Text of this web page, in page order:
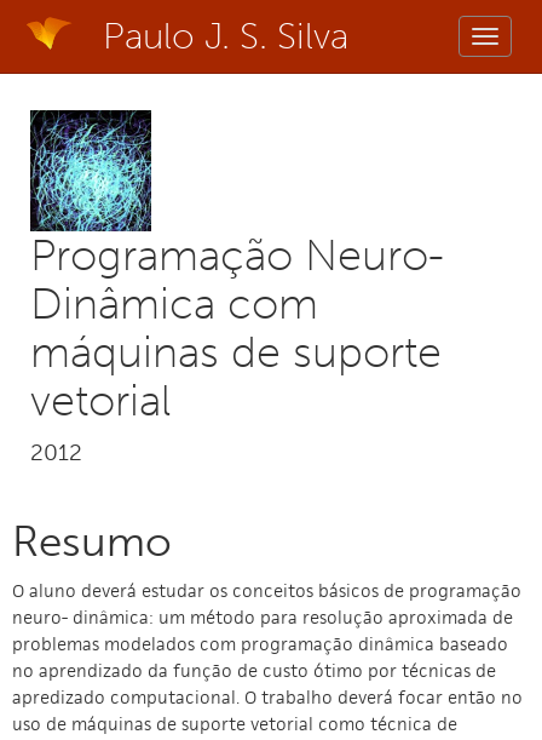
Toggle
Paulo J. S. Silva
Programação Neuro-
Dinâmica com
máquinas de suporte
vetorial
2012
Resumo
O aluno deverá estudar os conceitos básicos de programação
neuro- dinâmica: um método para resolução aproximada de
problemas modelados com programação dinâmica baseado
no aprendizado da função de custo ótimo por técnicas de
apredizado computacional. O trabalho deverá focar então no
uso de máquinas de suporte vetorial como técnica de